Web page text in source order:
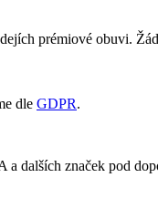
prémiové obuvi.
dle GDPR.
dalších značek pod